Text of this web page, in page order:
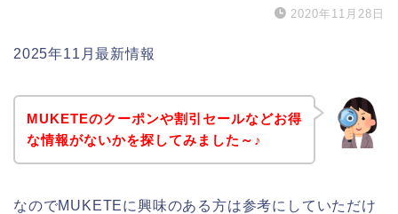
2020年11月28日
2025年11月最新情報
MUKETEのクーポンや割引セールなどお得
な情報がないかを探してみました～♪
なのでMUKETEに興味のある方は参考にしていただけ